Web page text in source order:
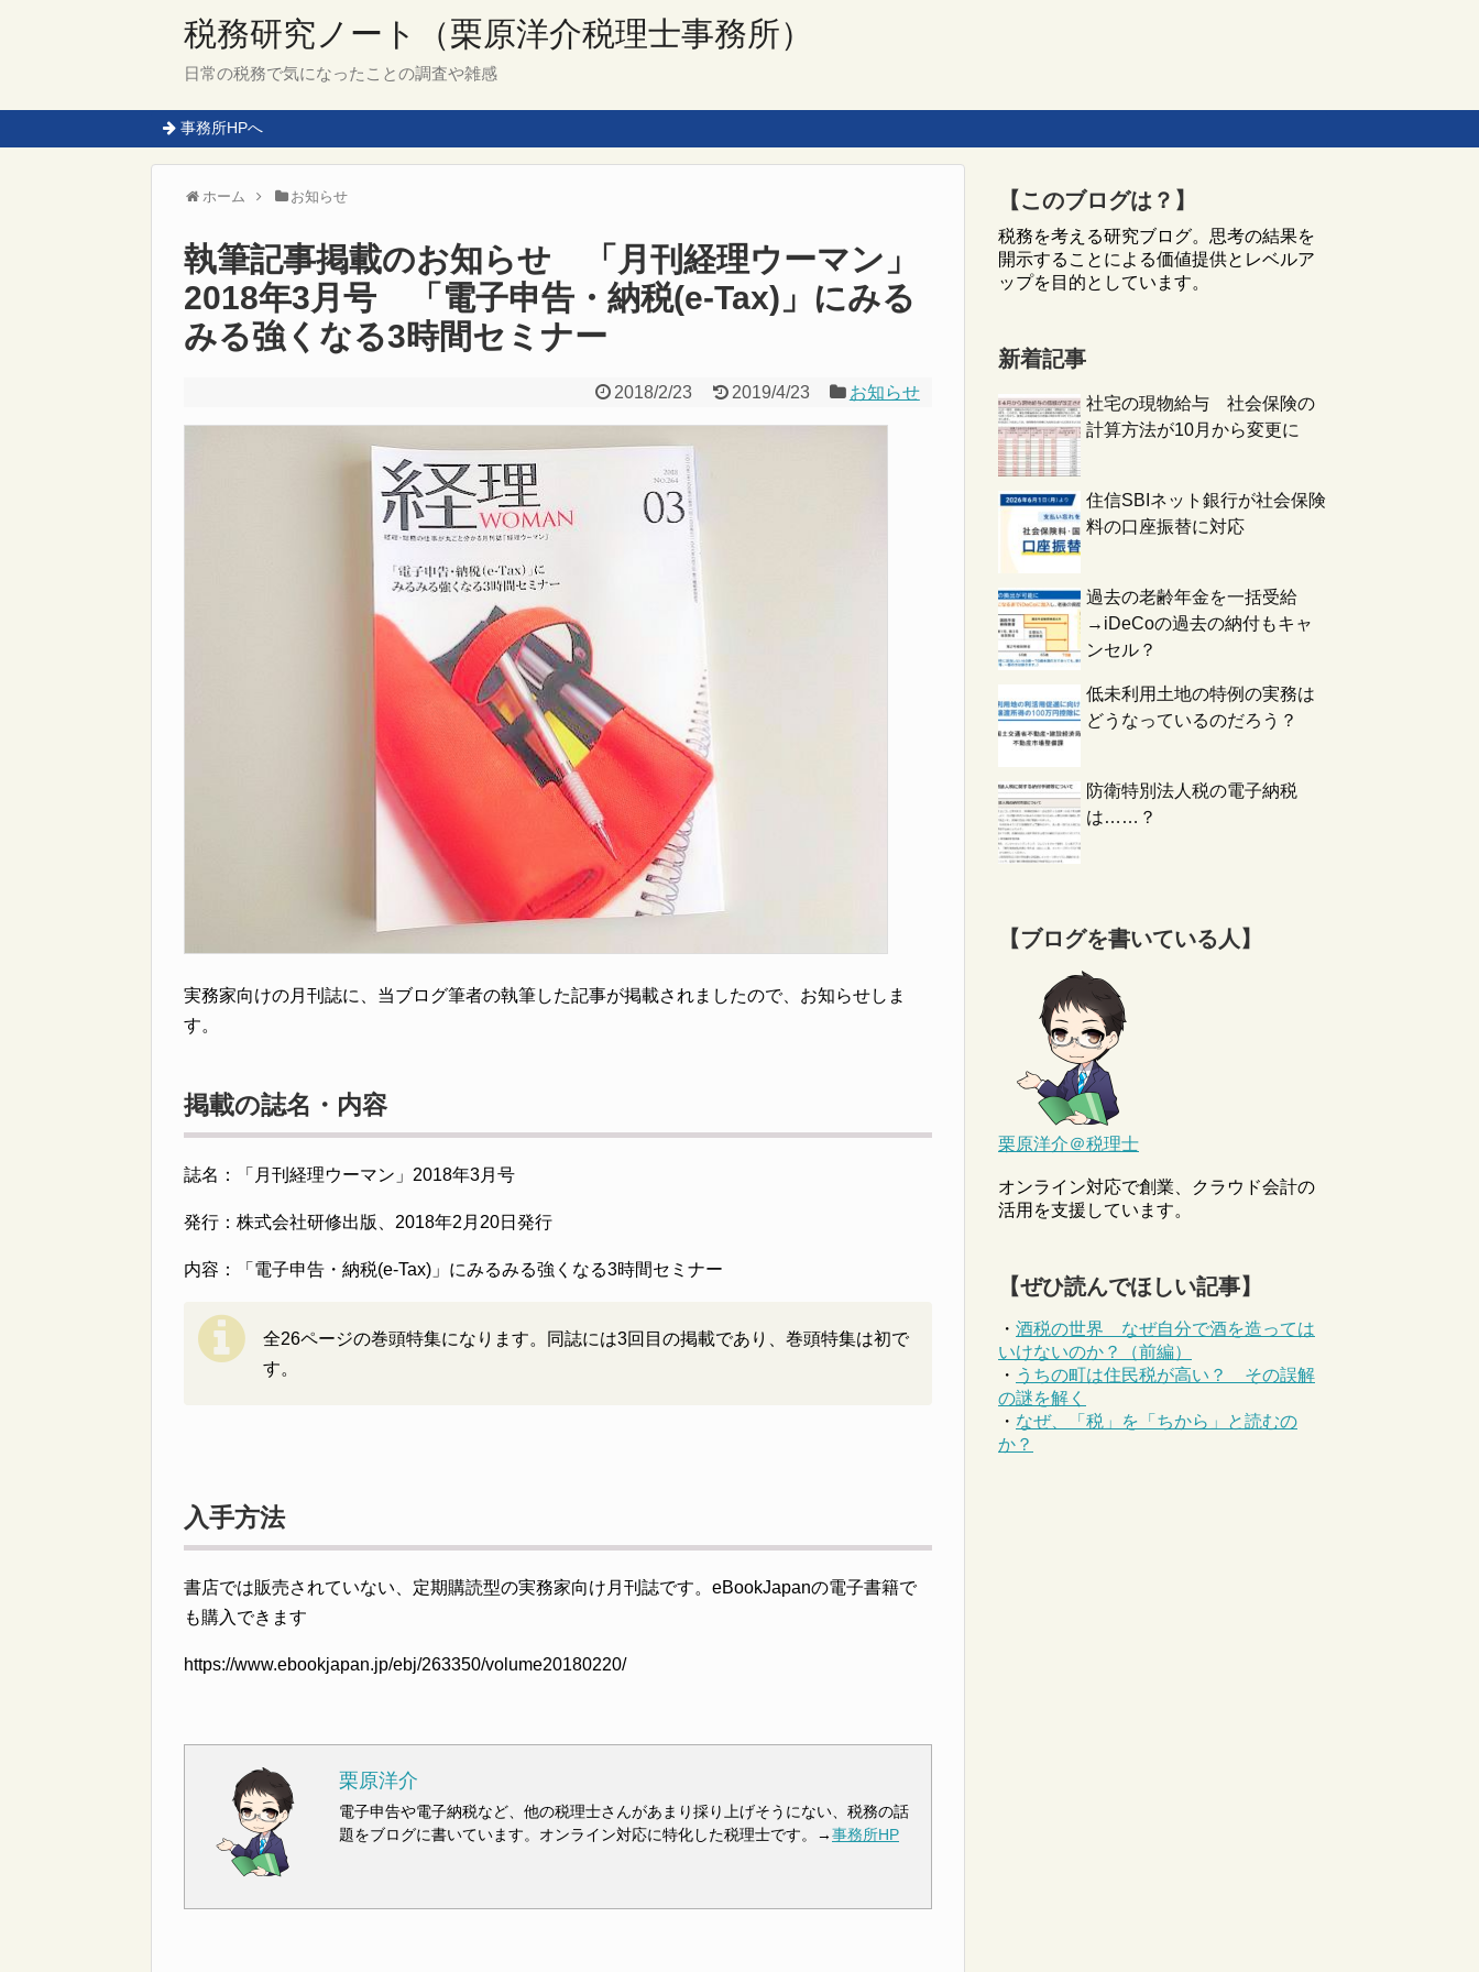
税務研究ノート（栗原洋介税理士事務所）
日常の税務で気になったことの調査や雑感
事務所HPへ
ホーム お知らせ
執筆記事掲載のお知らせ 「月刊経理ウーマン」
2018年3月号 「電子申告・納税(e-Tax)」にみる
みる強くなる3時間セミナー
2018/2/23 2019/4/23 お知らせ
実務家向けの月刊誌に、当ブログ筆者の執筆した記事が掲載されましたので、お知らせしま
す。
掲載の誌名・内容
誌名：「月刊経理ウーマン」2018年3月号
発行：株式会社研修出版、2018年2月20日発行
内容：「電子申告・納税(e-Tax)」にみるみる強くなる3時間セミナー
全26ページの巻頭特集になります。同誌には3回目の掲載であり、巻頭特集は初で
す。
入手方法
書店では販売されていない、定期購読型の実務家向け月刊誌です。eBookJapanの電子書籍で
も購入できます
https://www.ebookjapan.jp/ebj/263350/volume20180220/
栗原洋介
電子申告や電子納税など、他の税理士さんがあまり採り上げそうにない、税務の話
題をブログに書いています。オンライン対応に特化した税理士です。→事務所HP
【このブログは？】
税務を考える研究ブログ。思考の結果を
開示することによる価値提供とレベルア
ップを目的としています。
新着記事
社宅の現物給与 社会保険の
計算方法が10月から変更に
住信SBIネット銀行が社会保険
料の口座振替に対応
過去の老齢年金を一括受給
→iDeCoの過去の納付もキャ
ンセル？
低未利用土地の特例の実務は
どうなっているのだろう？
防衛特別法人税の電子納税
は……？
【ブログを書いている人】
栗原洋介＠税理士
オンライン対応で創業、クラウド会計の
活用を支援しています。
【ぜひ読んでほしい記事】
・ 酒税の世界 なぜ自分で酒を造っては
いけないのか？（前編）
・ うちの町は住民税が高い？ その誤解
の謎を解く
・ なぜ、「税」を「ちから」と読むの
か？